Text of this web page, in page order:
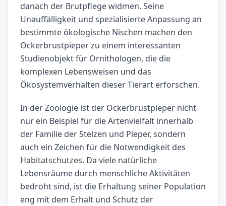
danach der Brutpflege widmen. Seine
Unauffälligkeit und spezialisierte Anpassung an
bestimmte ökologische Nischen machen den
Ockerbrustpieper zu einem interessanten
Studienobjekt für Ornithologen, die die
komplexen Lebensweisen und das
Ökosystemverhalten dieser Tierart erforschen.
In der Zoologie ist der Ockerbrustpieper nicht
nur ein Beispiel für die Artenvielfalt innerhalb
der Familie der Stelzen und Pieper, sondern
auch ein Zeichen für die Notwendigkeit des
Habitatschutzes. Da viele natürliche
Lebensräume durch menschliche Aktivitäten
bedroht sind, ist die Erhaltung seiner Population
eng mit dem Erhalt und Schutz der